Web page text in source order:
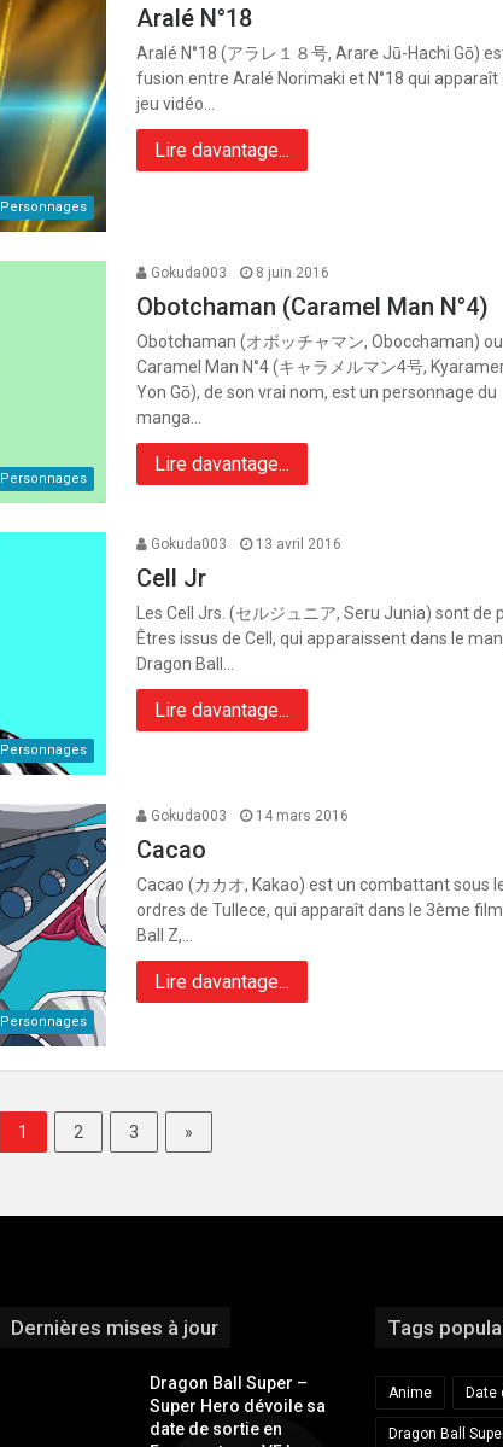
Personnages
Aralé N°18
Aralé N°18 (アラレ１８号, Arare Jū-Hachi Gō)
fusion entre Aralé Norimaki et N°18 qui apparaît
jeu vidéo…
Lire davantage...
Personnages
Gokuda003 8 juin 2016
Obotchaman (Caramel Man N°4)
Obotchaman (オボッチャマン, Obocchaman) ou
Caramel Man N°4 (キャラメルマン4号,
Yon Gō), de son vrai nom, est un personnage du
manga…
Lire davantage...
Personnages
Gokuda003 13 avril 2016
Cell Jr
Les Cell Jrs. (セルジュニア, Seru Junia) sont de
Êtres issus de Cell, qui apparaissent dans le
Dragon Ball…
Lire davantage...
Personnages
Gokuda003 14 mars 2016
Cacao
Cacao (カカオ, Kakao) est un combattant sous
ordres de Tullece, qui apparaît dans le 3ème
Ball Z,…
Lire davantage...
1 2 3 »
Dernières mises à jour
Dragon Ball Super –
Super Hero dévoile sa
date de sortie en
Tags
Anime Date
Dragon Ball